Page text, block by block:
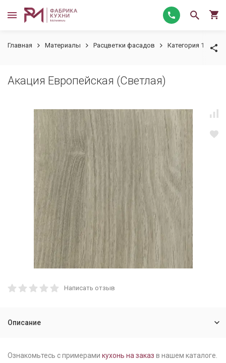
Главная Материалы Расцветки фасадов Категория 1
Акация Европейская (Светлая)
Написать отзыв
Описание
Ознакомьтесь с примерами кухонь на заказ в нашем каталоге.